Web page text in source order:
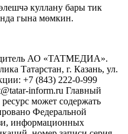
куллану бары тик
гына мөмкин.
АО «ТАТМЕДИА».
Татарстан, г. Казань, ул.
+7 (843) 222-0-999
inform.ru Главный
может содержать
Федеральной
информационных